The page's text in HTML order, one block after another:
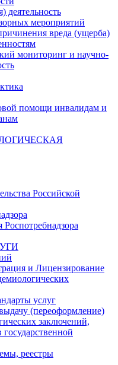
деятельность
мероприятий
вреда (ущерба)
мониторинг и научно-
помощи инвалидам и
Российской
и Лицензирование
услуг
(переоформление)
заключений,
государственной
реестры